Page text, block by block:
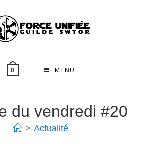
0 MENU
du vendredi #20
> Actualité